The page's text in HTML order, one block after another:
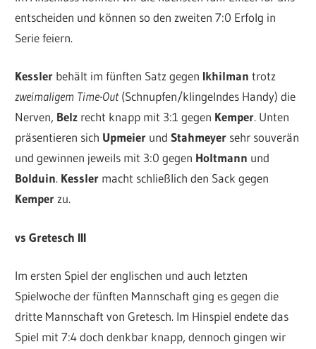
entscheiden und können so den zweiten 7:0 Erfolg in
Serie feiern.
Kessler behält im fünften Satz gegen Ikhilman trotz
zweimaligem Time-Out(Schnupfen/klingelndes Handy) die
Nerven, Belz recht knapp mit 3:1 gegen Kemper. Unten
präsentieren sich Upmeier undStahmeyer sehr souverän
und gewinnen jeweils mit 3:0 gegen Holtmann und
Bolduin. Kessler macht schließlich den Sack gegen
Kemper zu.
vs Gretesch III
Im ersten Spiel der englischen und auch letzten
Spielwoche der fünften Mannschaft ging es gegen die
dritte Mannschaft von Gretesch. Im Hinspiel endete das
Spiel mit 7:4 doch denkbar knapp, dennoch gingen wir